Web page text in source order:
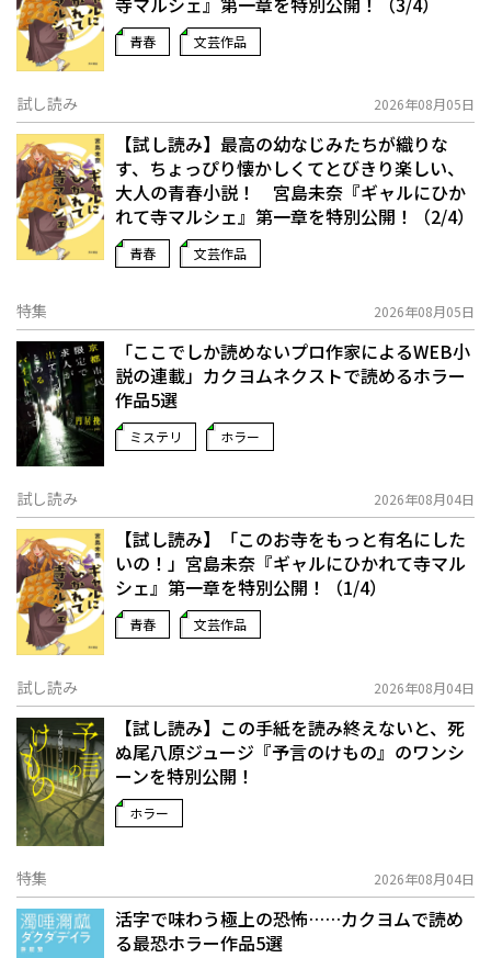
青春 文芸作品
試し読み 2026年08月05日
【試し読み】最高の幼なじみたちが織りな
す、ちょっぴり懐かしくてとびきり楽しい、
大人の青春小説！ 宮島未奈『ギャルにひか
れて寺マルシェ』第一章を特別公開！（2/4）
青春 文芸作品
特集 2026年08月05日
「ここでしか読めないプロ作家によるWEB小
説の連載」――カクヨムネクストで読めるホラー
作品5選
ミステリ ホラー
試し読み 2026年08月04日
【試し読み】「このお寺をもっと有名にした
いの！」宮島未奈『ギャルにひかれて寺マル
シェ』第一章を特別公開！（1/4）
青春 文芸作品
試し読み 2026年08月04日
【試し読み】この手紙を読み終えないと、死
ぬ――尾八原ジュージ『予言のけもの』のワンシ
ーンを特別公開！
ホラー
特集 2026年08月04日
活字で味わう極上の恐怖……カクヨムで読め
る最恐ホラー作品5選